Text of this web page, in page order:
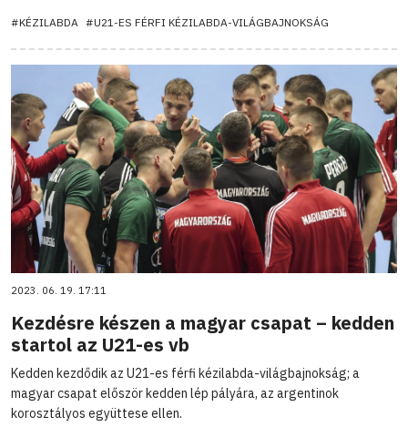
#KÉZILABDA #U21-ES FÉRFI KÉZILABDA-VILÁGBAJNOKSÁG
2023. 06. 19. 17:11
Kezdésre készen a magyar csapat – kedden
startol az U21-es vb
Kedden kezdődik az U21-es férfi kézilabda-világbajnokság; a
magyar csapat először kedden lép pályára, az argentinok
korosztályos együttese ellen.